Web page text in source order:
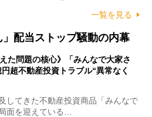
一覧を見る
」配当ストップ騒動の内幕
えた問題の核心》「みんなで大家さ
超不動産投資トラブル“異常なく
してきた不動産投資商品「みんなで
面を迎えている…